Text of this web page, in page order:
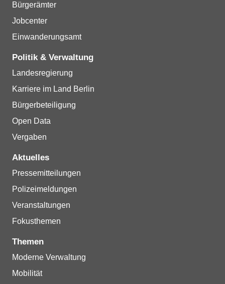
Bürgerämter
Jobcenter
Einwanderungsamt
Politik & Verwaltung
Landesregierung
Karriere im Land Berlin
Bürgerbeteiligung
Open Data
Vergaben
Aktuelles
Pressemitteilungen
Polizeimeldungen
Veranstaltungen
Fokusthemen
Themen
Moderne Verwaltung
Mobilität